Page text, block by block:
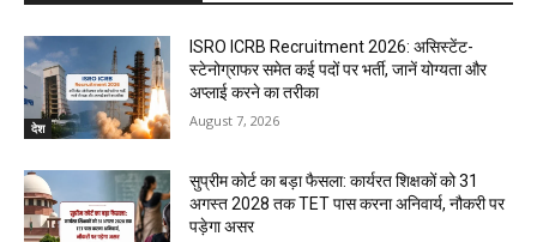
देश
ISRO ICRB Recruitment 2026: असिस्टेंट-
स्टेनोग्राफर समेत कई पदों पर भर्ती, जानें योग्यता और
अप्लाई करने का तरीका
August 7, 2026
सुप्रीम कोर्ट का बड़ा फैसला: कार्यरत शिक्षकों को 31
अगस्त 2028 तक TET पास करना अनिवार्य, नौकरी पर
पड़ेगा असर